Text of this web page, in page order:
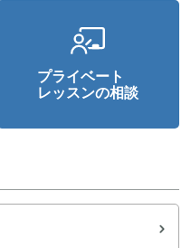
プライベート
レッスンの相談